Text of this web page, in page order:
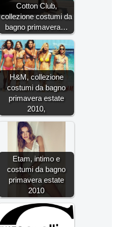
Cotton Club,
collezione costumi da
bagno primavera…
H&M, collezione
costumi da bagno
primavera estate
2010,
Etam, intimo e
costumi da bagno
primavera estate
2010